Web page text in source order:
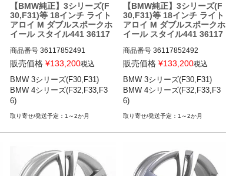
【BMW純正】3シリーズ(F
30,F31)等 18インチ ライト
アロイ M ダブルスポークホ
イール スタイル441 36117
商品番号 36117852491
36117852491
BMW 3シリーズ(F30,F31) 12-19
BMW 4シリーズ(F32,F33,F36) 1
3-20
販売価格 ¥133,200税込
BMW 3シリーズ(F30,F31)
BMW 4シリーズ(F32,F33,F3
6)
1～2か月
【BMW純正】3シリーズ(F
30,F31)等 18インチ ライト
アロイ M ダブルスポークホ
イール スタイル441 36117
商品番号 36117852492
36117852492
BMW 3シリーズ(F30,F31) 12-19
BMW 4シリーズ(F32,F33,F36) 1
3-20
販売価格 ¥133,200税込
BMW 3シリーズ(F30,F31)
BMW 4シリーズ(F32,F33,F3
6)
1～2か月